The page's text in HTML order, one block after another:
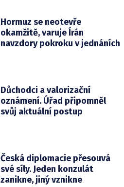
Hormuz se neotevře
okamžitě, varuje Írán
navzdory pokroku v jednáních
Důchodci a valorizační
oznámení. Úřad připomněl
svůj aktuální postup
Česká diplomacie přesouvá
své síly. Jeden konzulát
zanikne, jiný vznikne